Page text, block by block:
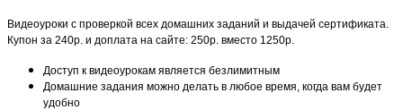
Видеоуроки с проверкой всех домашних заданий и выдачей сертификата.
Купон за 240р. и доплата на сайте: 250р. вместо 1250р.
Доступ к видеоурокам является безлимитным
Домашние задания можно делать в любое время, когда вам будет
удобно